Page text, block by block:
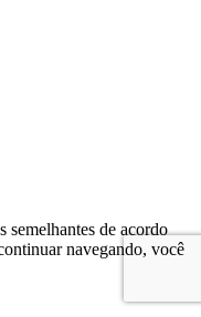
semelhantes de acordo
navegando, você